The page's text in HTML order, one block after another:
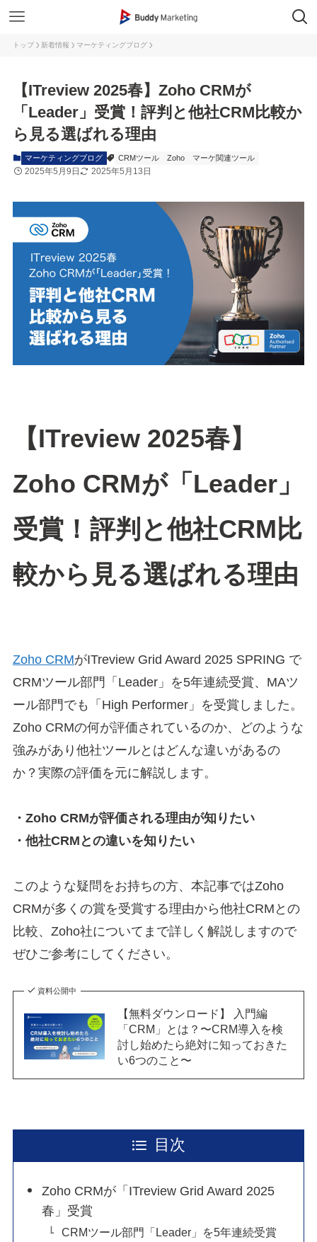
トップ 新着情報 マーケティングブログ
【ITreview 2025春】Zoho CRMが
「Leader」受賞！評判と他社CRM比較か
ら見る選ばれる理由
マーケティングブログ CRMツール Zoho マーケ関連ツール
2025年5月9日 2025年5月13日
【ITreview 2025春】
Zoho CRMが「Leader」
受賞！評判と他社CRM比
較から見る選ばれる理由
Zoho CRMがITreview Grid Award 2025 SPRING で
CRMツール部門「Leader」を5年連続受賞、MAツ
ール部門でも「High Performer」を受賞しました。
Zoho CRMの何が評価されているのか、どのような
強みがあり他社ツールとはどんな違いがあるの
か？実際の評価を元に解説します。
・Zoho CRMが評価される理由が知りたい
・他社CRMとの違いを知りたい
このような疑問をお持ちの方、本記事ではZoho
CRMが多くの賞を受賞する理由から他社CRMとの
比較、Zoho社についてまで詳しく解説しますので
ぜひご参考にしてください。
資料公開中
【無料ダウンロード】 入門編
「CRM」とは？〜CRM導入を検
討し始めたら絶対に知っておきた
い6つのこと〜
目次
Zoho CRMが「ITreview Grid Award 2025
春」受賞
CRMツール部門「Leader」を5年連続受賞